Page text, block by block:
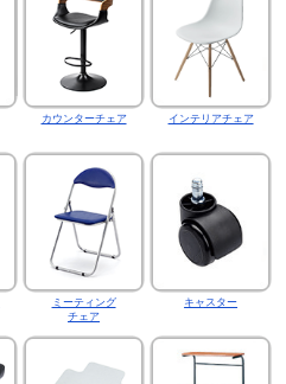
カウンターチェア インテリアチェア
ミーティング
チェア
キャスター